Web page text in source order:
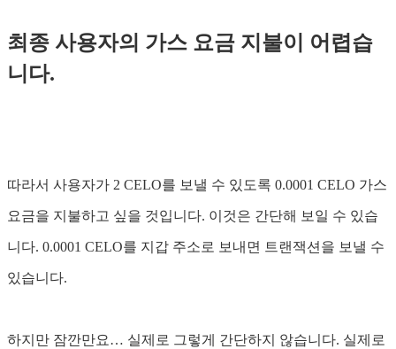
최종 사용자의 가스 요금 지불이 어렵습
니다.
따라서 사용자가 2 CELO를 보낼 수 있도록 0.0001 CELO 가스
요금을 지불하고 싶을 것입니다. 이것은 간단해 보일 수 있습
니다. 0.0001 CELO를 지갑 주소로 보내면 트랜잭션을 보낼 수
있습니다.
하지만 잠깐만요… 실제로 그렇게 간단하지 않습니다. 실제로